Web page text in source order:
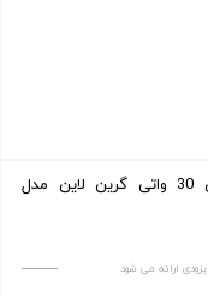
چند راهی برق 30 واتی گرین لاین مدل
بزودی ارائه می شود